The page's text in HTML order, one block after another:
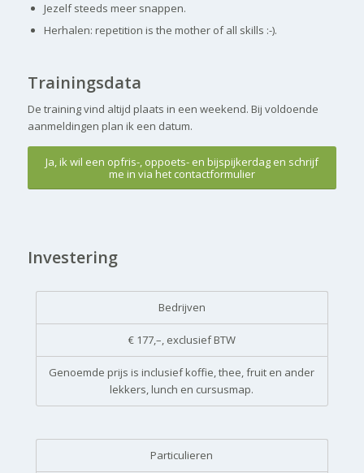
Jezelf steeds meer snappen.
Herhalen: repetition is the mother of all skills :-).
Trainingsdata
De training vind altijd plaats in een weekend. Bij voldoende
aanmeldingen plan ik een datum.
Ja, ik wil een opfris-, oppoets- en bijspijkerdag en schrijf
me in via het contactformulier
Investering
Bedrijven
€ 177,–, exclusief BTW
Genoemde prijs is inclusief koffie, thee, fruit en ander
lekkers, lunch en cursusmap.
Particulieren